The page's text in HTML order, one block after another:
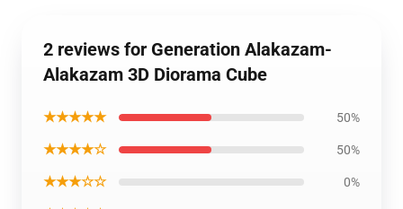
2 reviews for Generation Alakazam-
Alakazam 3D Diorama Cube
★★★★★ 50%
★★★★☆ 50%
★★★☆☆ 0%